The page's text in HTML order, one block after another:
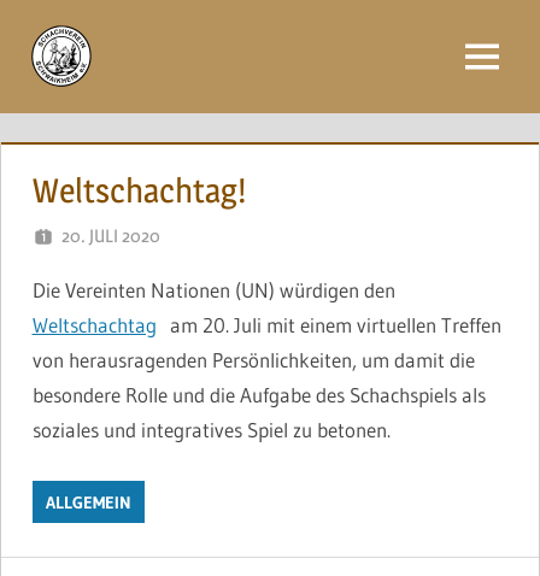
Inhalt
springen
Menü
Weltschachtag!
20. JULI 2020
Die Vereinten Nationen (UN) würdigen den
Weltschachtag am 20. Juli mit einem virtuellen Treffen
von herausragenden Persönlichkeiten, um damit die
besondere Rolle und die Aufgabe des Schachspiels als
soziales und integratives Spiel zu betonen.
ALLGEMEIN